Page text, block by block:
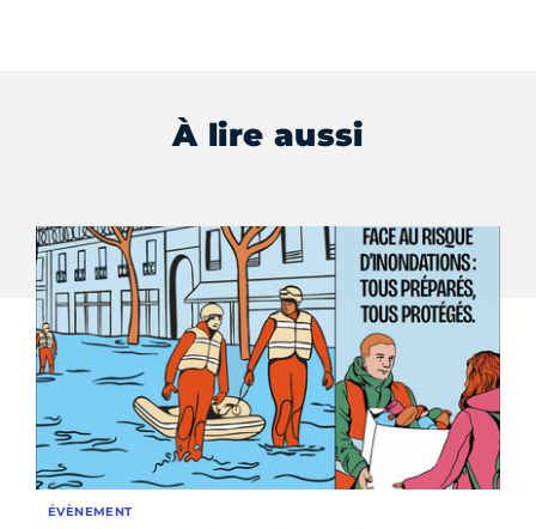
À lire aussi
ÉVÈNEMENT